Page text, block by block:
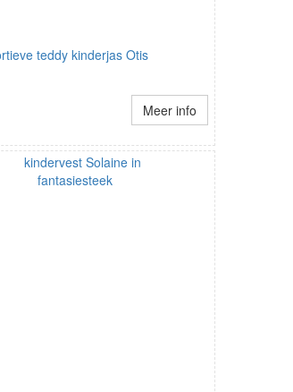
teddy kinderjas Otis
Meer info